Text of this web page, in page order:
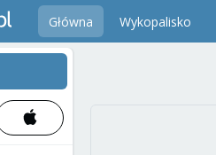
Główna Wykopalisko